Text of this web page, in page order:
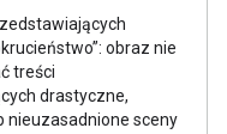
obraz nie
treści
drastyczne,
nieuzasadnione sceny